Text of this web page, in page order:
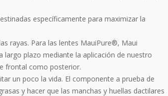
específicamente para maximizar la
rayas. Para las lentes MauiPure®, Maui
plazo mediante la aplicación de nuestro
frontal como posterior.
un poco la vida. El componente a prueba de
y hacer que las manchas y huellas dactilares